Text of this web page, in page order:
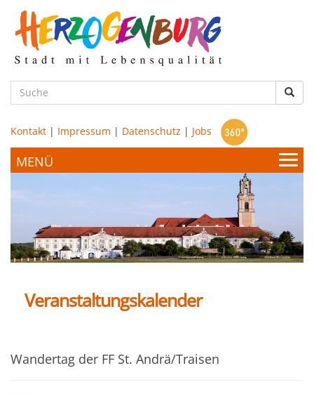
zum
Hauptinhalt
Kontakt | Impressum | Datenschutz | Jobs
Stadtamt
Politik
Leben & Wohnen
Gesundheit
Veranstaltungskalender
Wandertag der FF St. Andrä/Traisen